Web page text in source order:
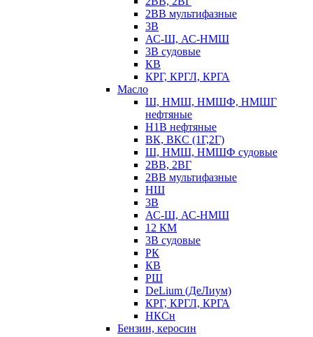
2ВВ мультифазные
3В
АС-Ш, АС-НМШ
3В судовые
КВ
КРГ, КРГЛ, КРГА
Масло
Ш, НМШ, НМШФ, НМШГ
нефтяные
Н1В нефтяные
ВК, ВКС (1Г,2Г)
Ш, НМШ, НМШФ судовые
2ВВ, 2ВГ
2ВВ мультифазные
НШ
3В
АС-Ш, АС-НМШ
12 КМ
3В судовые
РК
КВ
РШ
DeLium (ДеЛиум)
КРГ, КРГЛ, КРГА
НКСн
Бензин, керосин